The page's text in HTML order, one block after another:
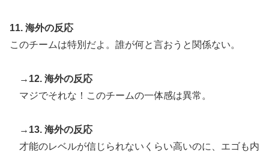
11. 海外の反応
このチームは特別だよ。誰が何と言おうと関係ない。
→12. 海外の反応
マジでそれな！このチームの一体感は異常。
→13. 海外の反応
才能のレベルが信じられないくらい高いのに、エゴも内